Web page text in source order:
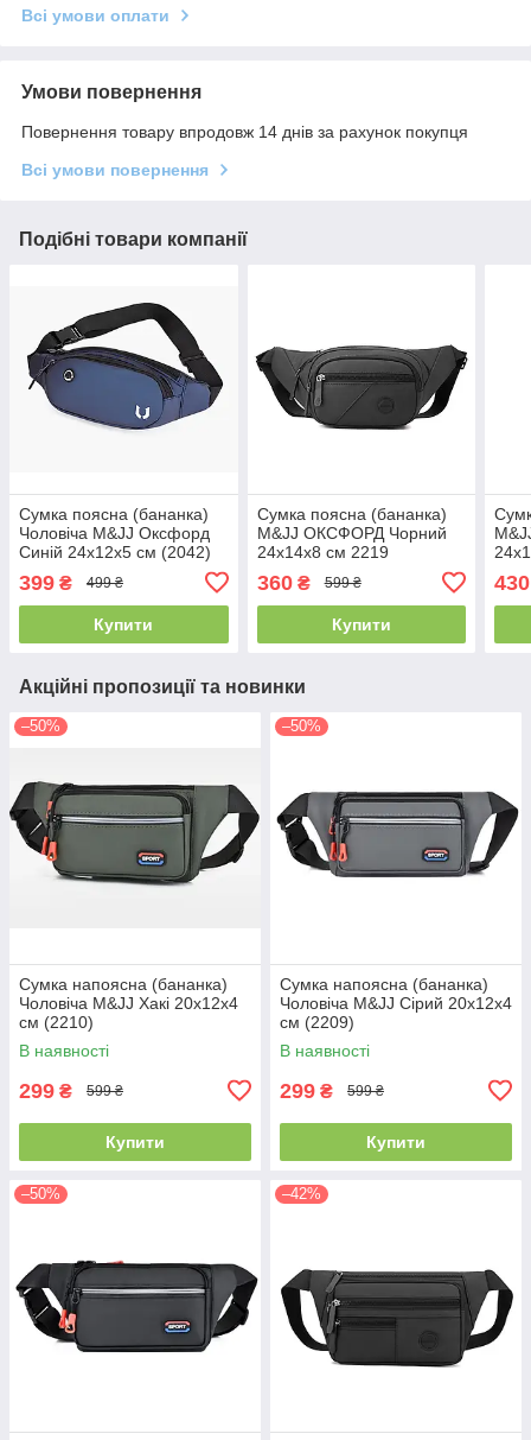
Всі умови оплати
Умови повернення
Повернення товару впродовж 14 днів за рахунок покупця
Всі умови повернення
Подібні товари компанії
Сумка поясна (бананка)
Чоловіча M&JJ Оксфорд
Синій 24х12х5 см (2042)
399 ₴ 499 ₴
Купити
Сумка поясна (бананка)
M&JJ ОКСФОРД Чорний
24х14х8 см 2219
360₴ 599 ₴
Купити
430
Акційні пропозиції та новинки
–50%
Сумка напоясна (бананка)
Чоловіча M&JJ Хакі 20х12х4
см (2210)
В наявності
299 ₴ 599 ₴
Купити
–50%
Сумка напоясна (бананка)
Чоловіча M&JJ Сірий 20х12х4
см (2209)
В наявності
299 ₴ 599 ₴
Купити
–50% –42%